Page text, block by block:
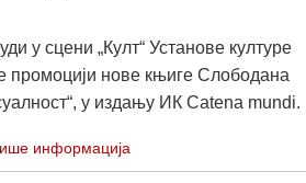
у сцени „Култ“ Установе културе
промоцији нове књиге Слободана
у издању ИК Catena mundi.
информација